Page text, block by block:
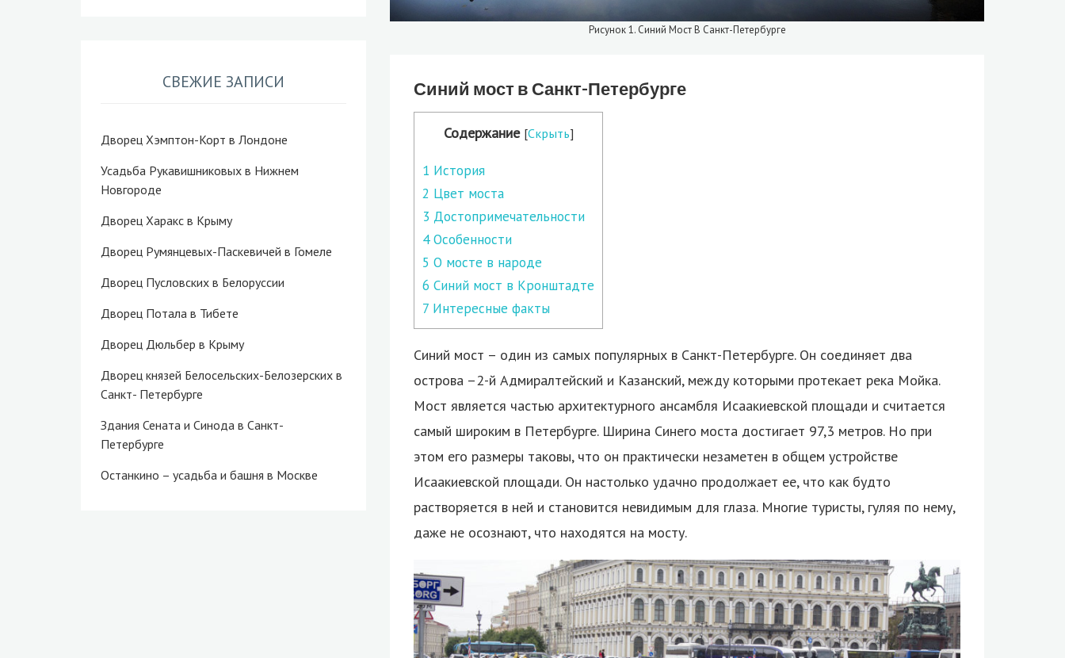
Рисунок 1. Синий Мост В Санкт-Петербурге
Синий мост в Санкт-Петербурге
Содержание [Скрыть]
1 История
2 Цвет моста
3 Достопримечательности
4Особенности
5 О мосте в народе
6 Синий мост в Кронштадте
7 Интересные факты
Синий мост – один из самых популярных в Санкт-Петербурге. Он соединяет два
острова –2-й Адмиралтейский и Казанский, между которыми протекает река Мойка.
Мост является частью архитектурного ансамбля Исаакиевской площади и считается
самый широким в Петербурге. Ширина Синего моста достигает 97,3 метров. Но при
этом его размеры таковы, что он практически незаметен в общем устройстве
Исаакиевской площади. Он настолько удачно продолжает ее, что как будто
растворяется в ней и становится невидимым для глаза. Многие туристы, гуляя по нему,
даже не осознают, что находятся на мосту.
СВЕЖИЕ ЗАПИСИ
Дворец Хэмптон-Корт в Лондоне
Усадьба Рукавишниковых в Нижнем
Новгороде
Дворец Харакс в Крыму
Дворец Румянцевых-Паскевичей в Гомеле
Дворец Пусловских в Белоруссии
Дворец Потала в Тибете
Дворец Дюльбер в Крыму
Дворец князей Белосельских-Белозерских в
Санкт- Петербурге
Здания Сената и Синода в Санкт-
Петербурге
Останкино – усадьба и башня в Москве